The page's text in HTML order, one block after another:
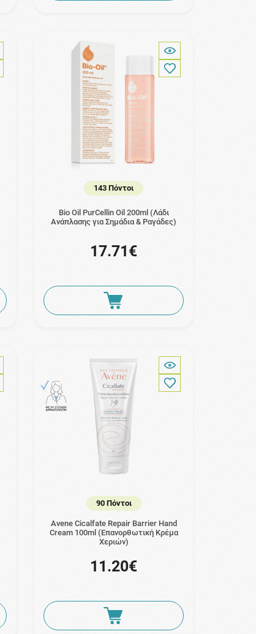
143 Πόντοι
Bio Oil PurCellin Oil 200ml (Λάδι
Ανάπλασης για Σημάδια & Ραγάδες)
17.71€
90 Πόντοι
Avene Cicalfate Repair Barrier Hand
Cream 100ml (Επανορθωτική Κρέμα
Χεριών)
11.20€